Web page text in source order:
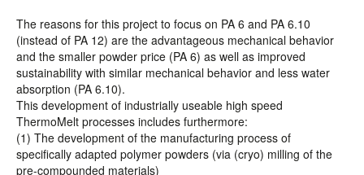
The reasons for this project to focus on PA 6 and PA 6.10
(instead of PA 12) are the advantageous mechanical behavior
and the smaller powder price (PA 6) as well as improved
sustainability with similar mechanical behavior and less water
absorption (PA 6.10).
This development of industrially useable high speed
ThermoMelt processes includes furthermore:
(1) The development of the manufacturing process of
specifically adapted polymer powders (via (cryo) milling of the
pre-compounded materials)